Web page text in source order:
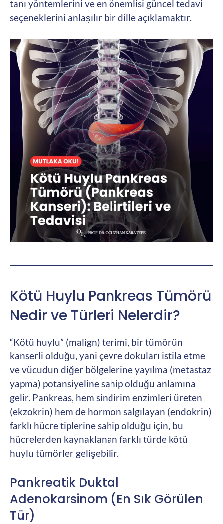
tanı yöntemlerini ve en önemlisi güncel tedavi
seçeneklerini anlaşılır bir dille açıklamaktır.
Kötü Huylu Pankreas Tümörü
Nedir ve Türleri Nelerdir?
“Kötü huylu” (malign) terimi, bir tümörün
kanserli olduğu, yani çevre dokuları istila etme
ve vücudun diğer bölgelerine yayılma (metastaz
yapma) potansiyeline sahip olduğu anlamına
gelir. Pankreas, hem sindirim enzimleri üreten
(ekzokrin) hem de hormon salgılayan (endokrin)
farklı hücre tiplerine sahip olduğu için, bu
hücrelerden kaynaklanan farklı türde kötü
huylu tümörler gelişebilir.
Pankreatik Duktal
Adenokarsinom (En Sık Görülen
Tür)